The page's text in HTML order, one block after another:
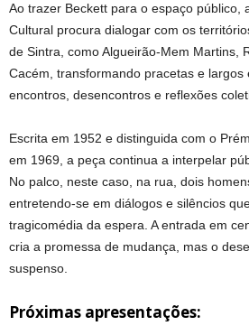
Ao trazer Beckett para o espaço público,
Cultural procura dialogar com os
de Sintra, como Algueirão-Mem Martins,
Cacém, transformando pracetas e largos
encontros, desencontros e reflexões
Escrita em 1952 e distinguida com o
em 1969, a peça continua a interpelar
No palco, neste caso, na rua, dois
entretendo-se em diálogos e silêncios
tragicomédia da espera. A entrada em
cria a promessa de mudança, mas o
suspenso.
Próximas apresentações: